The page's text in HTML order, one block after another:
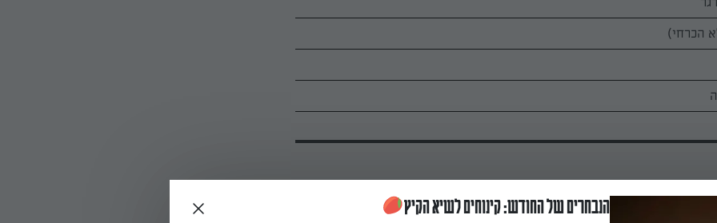
הכרחי)
הנבחרים של החודש: קינוחים לשיא הקיץ